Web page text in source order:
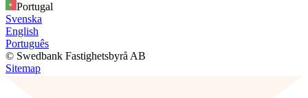
Portugal
Svenska
English
Português
© Swedbank Fastighetsbyrå AB
Sitemap